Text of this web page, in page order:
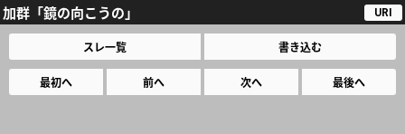
加群「鏡の向こうの」 URI
スレ一覧 書き込む
最初へ 前へ 次へ 最後へ